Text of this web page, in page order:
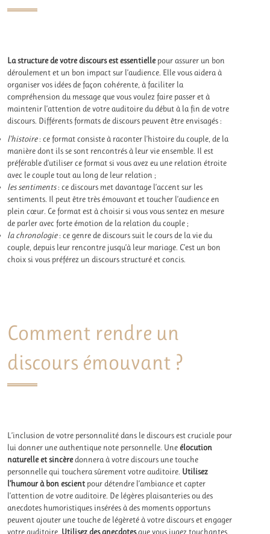
La structure de votre discours est essentiellepour assurer un bon
déroulement et un bon impact sur l’audience. Elle vous aidera à
organiser vos idées de façon cohérente, à faciliter la
compréhension du message que vous voulez faire passer et à
maintenir l’attention de votre auditoire du début à la fin de votre
discours. Différents formats de discours peuvent être envisagés :
l’histoire: ce format consiste à raconter l’histoire du couple, de la
manière dont ils se sont rencontrés à leur vie ensemble. Il est
préférable d’utiliser ce format si vous avez eu une relation étroite
avec le couple tout au long de leur relation ;
les sentiments: ce discours met davantage l’accent sur les
sentiments. Il peut être très émouvant et toucher l’audience en
plein cœur. Ce format est à choisir si vous vous sentez en mesure
de parler avec forte émotion de la relation du couple ;
la chronologie: ce genre de discours suit le cours de la vie du
couple, depuis leur rencontre jusqu’à leur mariage. C’est un bon
choix si vous préférez un discours structuré et concis.
Comment rendre un
discours émouvant ?
L’inclusion de votre personnalité dans le discours est cruciale pour
lui donner une authentique note personnelle. Uneélocution
naturelle et sincèredonnera à votre discours une touche
personnelle qui touchera sûrement votre auditoire. Utilisez
l’humour à bon escient pour détendre l’ambiance et capter
l’attention de votre auditoire. De légères plaisanteries ou des
anecdotes humoristiques insérées à des moments opportuns
peuvent ajouter une touche de légèreté à votre discours et engager
votre auditoire. Utilisez des anecdotesque vous jugez touchantes